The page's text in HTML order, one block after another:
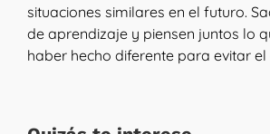
situaciones similares en el futuro.
de aprendizaje y piensen juntos lo
haber hecho diferente para evitar el